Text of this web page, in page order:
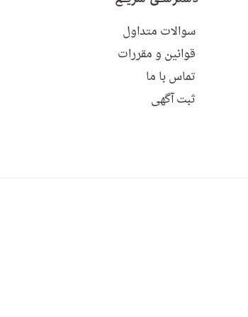
سوالات متداول
قوانین و مقررات
تماس با ما
ثبت آگهی